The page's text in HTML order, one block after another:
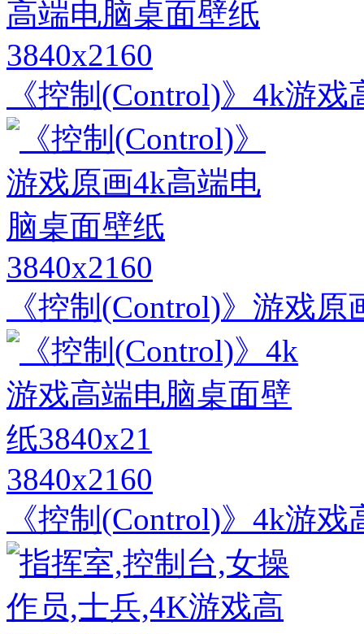
3840x2160
《控制(Control)》4k游
3840x2160
《控制(Control)》游戏
3840x2160
《控制(Control)》4k游